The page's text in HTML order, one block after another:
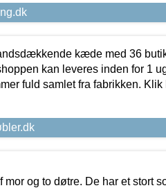
kæde med 36
kan leveres inden for 1
fuld samlet fra fabrikken. Klik
og to døtre. De har et stort